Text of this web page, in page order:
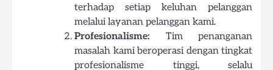
terhadap setiap keluhan pelanggan
melalui layanan pelanggan kami.
Profesionalisme: Tim penanganan
masalah kami beroperasi dengan tingkat
profesionalisme tinggi, selalu